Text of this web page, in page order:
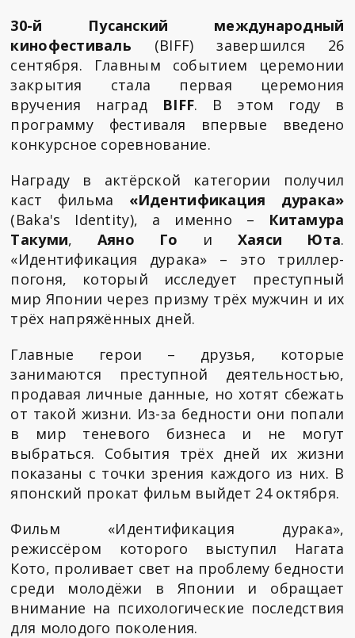
30-й Пусанский международный
кинофестиваль (BIFF) завершился 26
сентября. Главным событием церемонии
закрытия стала первая церемония
вручения наград BIFF. В этом году в
программу фестиваля впервые введено
конкурсное соревнование.
Награду в актёрской категории получил
каст фильма «Идентификация дурака»
(Baka's Identity), а именно – Китамура
Такуми, Аяно Го и Хаяси Юта.
«Идентификация дурака» – это триллер-
погоня, который исследует преступный
мир Японии через призму трёх мужчин и их
трёх напряжённых дней.
Главные герои – друзья, которые
занимаются преступной деятельностью,
продавая личные данные, но хотят сбежать
от такой жизни. Из-за бедности они попали
в мир теневого бизнеса и не могут
выбраться. События трёх дней их жизни
показаны с точки зрения каждого из них. В
японский прокат фильм выйдет 24 октября.
Фильм «Идентификация дурака»,
режиссёром которого выступил Нагата
Кото, проливает свет на проблему бедности
среди молодёжи в Японии и обращает
внимание на психологические последствия
для молодого поколения.